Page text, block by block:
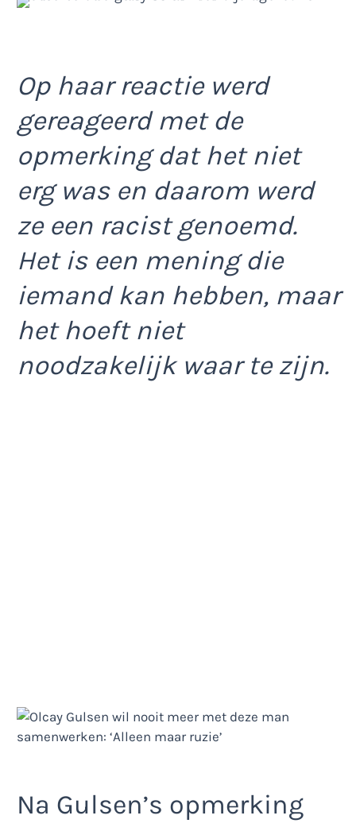
Op haar reactie werd
gereageerd met de
opmerking dat het niet
erg was en daarom werd
ze een racist genoemd.
Het is een mening die
iemand kan hebben, maar
het hoeft niet
noodzakelijk waar te zijn.
Na Gulsen’s opmerking